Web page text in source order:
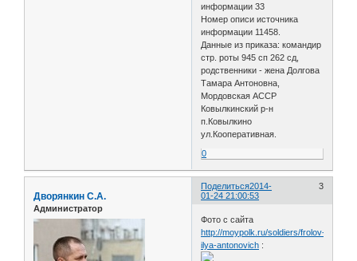
информации 33
Номер описи источника
информации 11458.
Данные из приказа: командир
стр. роты 945 сп 262 сд,
родственники - жена Долгова
Тамара Антоновна,
Мордовская АССР
Ковылкинский р-н
п.Ковылкино
ул.Кооперативная.
0
Поделиться 3
2014-
01-24 21:00:53
Дворянкин С.А.
Администратор
Фото с сайта
http://moypolk.ru/soldiers/frolov-
ilya-antonovich :